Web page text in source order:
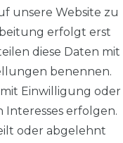
unsere Website zu
erfolgt erst
diese Daten mit
benennen.
Einwilligung oder
erfolgen.
oder abgelehnt